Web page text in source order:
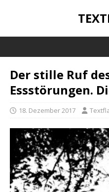
Der stille Ruf
Essstörungen.
18. Dezember 2017